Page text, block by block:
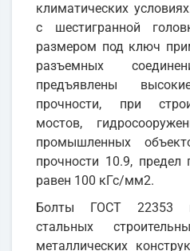
климатических
с шестигранной
размером под ключ
разъемных
предъявлены
прочности, при
мостов,
промышленных
прочности 10.9,
равен 100 кГс/мм2.
Болты ГОСТ 22353
стальных
металлических